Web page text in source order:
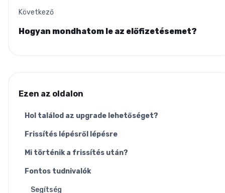
Következő
Hogyan mondhatom le az előfizetésemet?
Ezen az oldalon
Hol találod az upgrade lehetőséget?
Frissítés lépésről lépésre
Mi történik a frissítés után?
Fontos tudnivalók
Segítség